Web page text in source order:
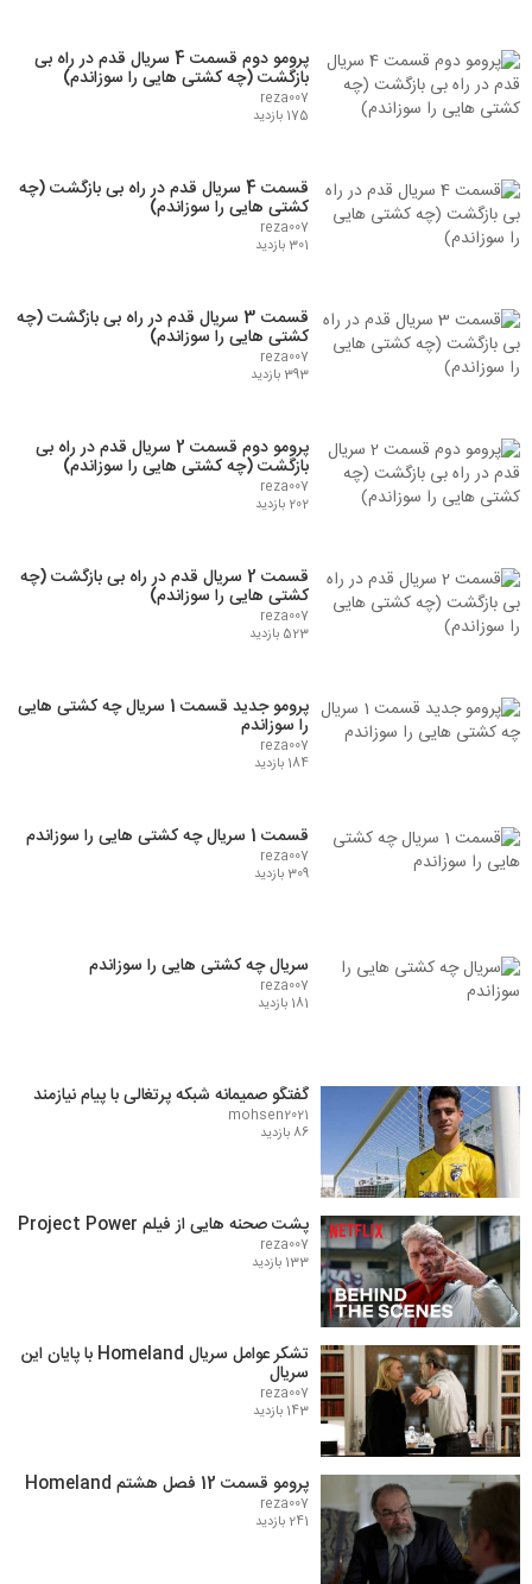
پرومو دوم قسمت 4 سریال قدم در راه بی
بازگشت (چه کشتی هایی را سوزاندم)
reza007
175 بازدید
قسمت 4 سریال قدم در راه بی بازگشت (چه
کشتی هایی را سوزاندم)
reza007
301 بازدید
قسمت 3 سریال قدم در راه بی بازگشت (چه
کشتی هایی را سوزاندم)
reza007
393 بازدید
پرومو دوم قسمت 2 سریال قدم در راه بی
بازگشت (چه کشتی هایی را سوزاندم)
reza007
202 بازدید
قسمت 2 سریال قدم در راه بی بازگشت (چه
کشتی هایی را سوزاندم)
reza007
523 بازدید
پرومو جدید قسمت 1 سریال چه کشتی هایی
را سوزاندم
reza007
184 بازدید
قسمت 1 سریال چه کشتی هایی را سوزاندم
reza007
309 بازدید
سریال چه کشتی هایی را سوزاندم
reza007
181 بازدید
گفتگو صمیمانه شبکه پرتغالی با پیام نیازمند
mohsen2021
86 بازدید
پشت صحنه هایی از فیلم Project Power
reza007
133 بازدید
تشکر عوامل سریال Homeland با پایان این
سریال
reza007
143 بازدید
پرومو قسمت 12 فصل هشتم Homeland
reza007
241 بازدید